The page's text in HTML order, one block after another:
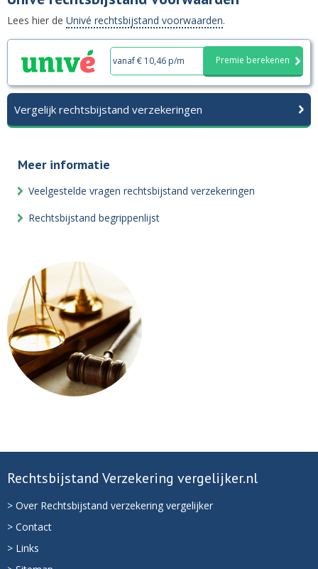
Lees hier de Univé rechtsbijstand voorwaarden.
vanaf € 10,46 p/m Premie berekenen
Vergelijk rechtsbijstand verzekeringen
Meer informatie
Veelgestelde vragen rechtsbijstand verzekeringen
Rechtsbijstand begrippenlijst
Rechtsbijstand Verzekering vergelijker.nl
> Over Rechtsbijstand verzekering vergelijker
> Contact
> Links